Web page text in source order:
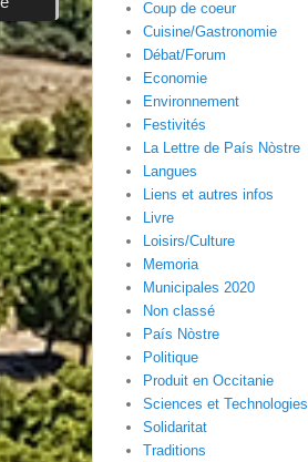
Coup de coeur
Cuisine/Gastronomie
Débat/Forum
Economie
Environnement
Festivités
La Lettre de País Nòstre
Langues
Liens et autres infos
Livre
Loisirs/Culture
Memoria
Municipales 2020
Non classé
País Nòstre
Politique
Produit en Occitanie
Sciences et Technologies
Solidaritat
Traditions